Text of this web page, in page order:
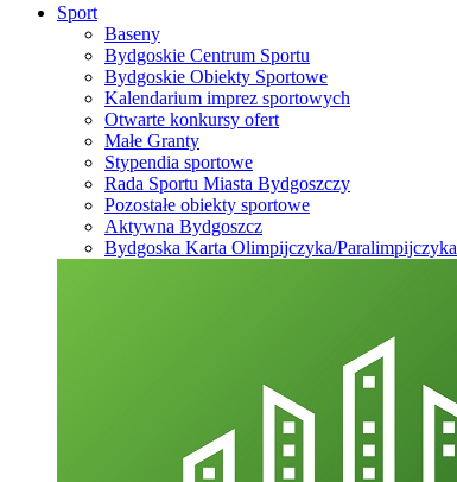
Sport
Baseny
Bydgoskie Centrum Sportu
Bydgoskie Obiekty Sportowe
Kalendarium imprez sportowych
Otwarte konkursy ofert
Małe Granty
Stypendia sportowe
Rada Sportu Miasta Bydgoszczy
Pozostałe obiekty sportowe
Aktywna Bydgoszcz
Bydgoska Karta Olimpijczyka/Paralimpijczyka